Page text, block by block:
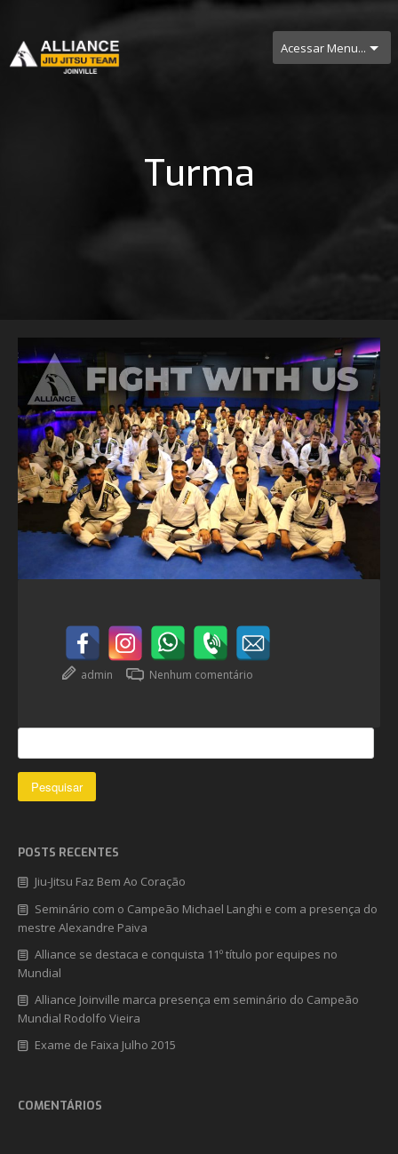
Acessar Menu...
Turma
admin Nenhum comentário
POSTS RECENTES
Jiu-Jitsu Faz Bem Ao Coração
Seminário com o Campeão Michael Langhi e com a presença do
mestre Alexandre Paiva
Alliance se destaca e conquista 11º título por equipes no
Mundial
Alliance Joinville marca presença em seminário do Campeão
Mundial Rodolfo Vieira
Exame de Faixa Julho 2015
COMENTÁRIOS